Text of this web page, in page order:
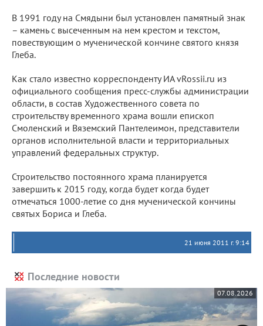
В 1991 году на Смядыни был установлен памятный знак
– камень с высеченным на нем крестом и текстом,
повествующим о мученической кончине святого князя
Глеба.
Как стало известно корреспонденту ИА vRossii.ru из
официального сообщения пресс-службы администрации
области, в состав Художественного совета по
строительству временного храма вошли епископ
Смоленский и Вяземский Пантелеимон, представители
органов исполнительной власти и территориальных
управлений федеральных структур.
Строительство постоянного храма планируется
завершить к 2015 году, когда будет когда будет
отмечаться 1000-летие со дня мученической кончины
святых Бориса и Глеба.
21 июня 2011 г. 9:14
Последние новости
07.08.2026